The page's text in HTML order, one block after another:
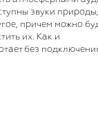
звуки природы,
причем можно
их. Как и
без